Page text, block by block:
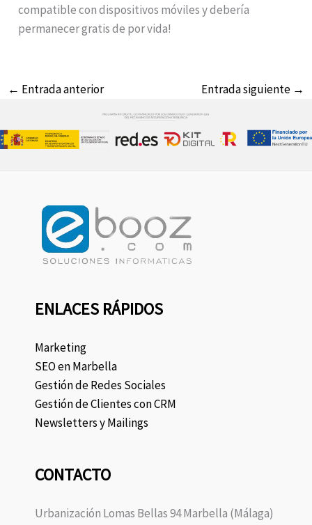
compatible con dispositivos móviles y debería
permanecer gratis de por vida!
← Entrada anterior Entrada siguiente →
ENLACES RÁPIDOS
Marketing
SEO en Marbella
Gestión de Redes Sociales
Gestión de Clientes con CRM
Newsletters y Mailings
CONTACTO
Urbanización Lomas Bellas 94 Marbella (Málaga)